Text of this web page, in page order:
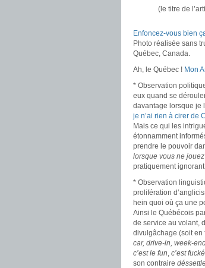
(le titre de
Enfoncez-vous bien
Photo réalisée sans
Québec, Canada.
Ah, le Québec ! Mon
* Observation
eux quand se
davantage lorsque je
je n’ai rien à cirer de
Mais ce qui les
étonnamment
prendre le pouvoir
lorsque vous ne
pratiquement
* Observation
prolifération
hein quoi où ça une
Ainsi le Québécois
de service au volant,
divulgâchage (soit en
car, drive-in, week-
c’est le fun, c’est fucké
son contraire